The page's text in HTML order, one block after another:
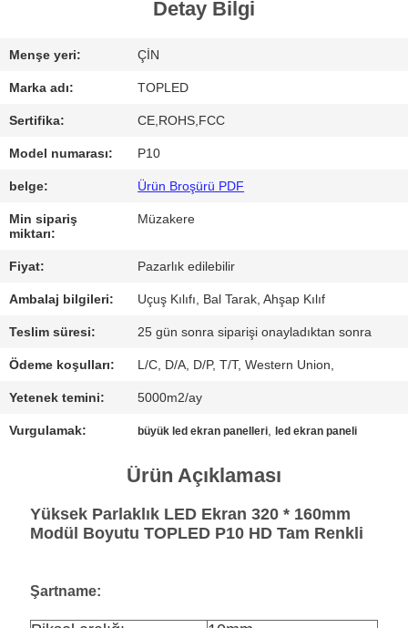
BIZIMLE
ILETIŞIME
GEÇIN
HABERLER
VAKALAR
ŞIMDI
SOHBET
BAIDU
HARITASI
GIZLILIK
POLITIKASI
Detay Bilgi
Menşe yeri: ÇİN
Marka adı: TOPLED
Sertifika: CE,ROHS,FCC
Model numarası: P10
belge: Ürün Broşürü PDF
Min sipariş
miktarı:
Müzakere
Fiyat: Pazarlık edilebilir
Ambalaj bilgileri: Uçuş Kılıfı, Bal Tarak, Ahşap Kılıf
Teslim süresi: 25 gün sonra siparişi onayladıktan sonra
Ödeme koşulları: L/C, D/A, D/P, T/T, Western Union,
Yetenek temini: 5000m2/ay
Vurgulamak: büyük led ekran panelleri , led ekran paneli
Ürün Açıklaması
Yüksek Parlaklık LED Ekran 320 * 160mm
Modül Boyutu TOPLED P10 HD Tam Renkli
Şartname: